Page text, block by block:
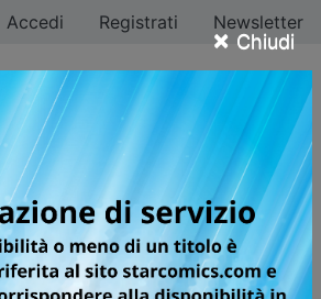
× Chiudi
Accedi Registrati Newsletter
della
Manga /